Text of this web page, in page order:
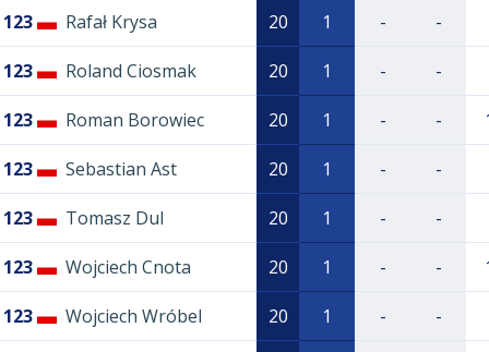
123 Rafał Krysa 20 1 - -
123 Roland Ciosmak 20 1 - -
123 Roman Borowiec 20 1 - -
123 Sebastian Ast 20 1 - -
123 Tomasz Dul 20 1 - -
123 Wojciech Cnota 20 1 - -
123 Wojciech Wróbel 20 1 - -